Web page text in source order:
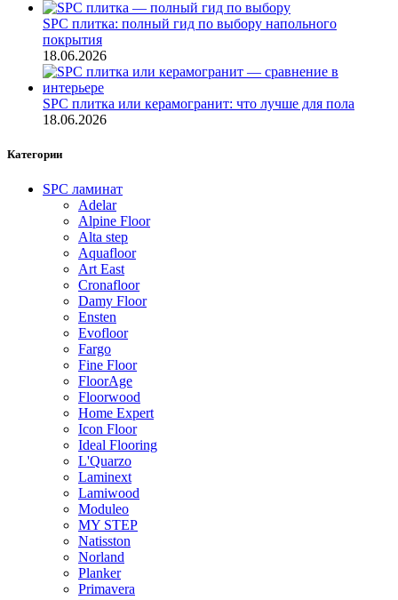
SPC плитка: полный гид по выбору напольного
покрытия
18.06.2026
SPC плитка или керамогранит: что лучше для пола
18.06.2026
Категории
SPC ламинат
Adelar
Alpine Floor
Alta step
Aquafloor
Art East
Cronafloor
Damy Floor
Ensten
Evofloor
Fargo
Fine Floor
FloorAge
Floorwood
Home Expert
Icon Floor
Ideal Flooring
L'Quarzo
Laminext
Lamiwood
Moduleo
MY STEP
Natisston
Norland
Planker
Primavera